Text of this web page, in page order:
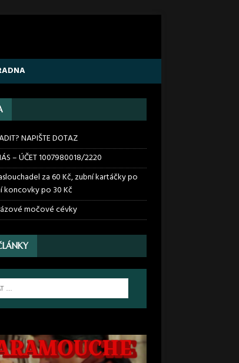
NAPIŠTE DOTAZ
– ÚČET 1007980018/2220
za 60 Kč, zubní kartáčky po
koncovky po 30 Kč
močové cévky